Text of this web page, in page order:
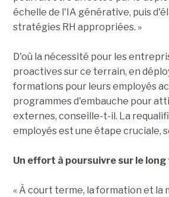
échelle de l'IA générative, puis
stratégies RH appropriées. »
D'où la nécessité pour les
proactives sur ce terrain, en
formations pour leurs employés
programmes d'embauche pour
externes, conseille-t-il. La
employés est une étape cruciale,
Un effort à poursuivre sur le
« À court terme, la formation et la